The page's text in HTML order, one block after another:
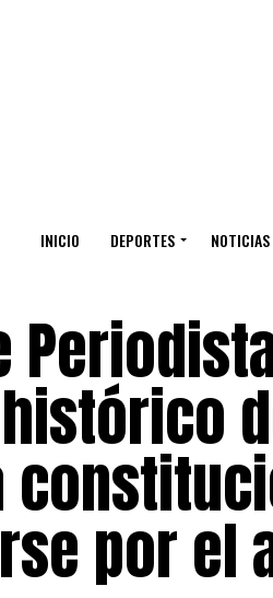
INICIO DEPORTES NOTICIAS
por el